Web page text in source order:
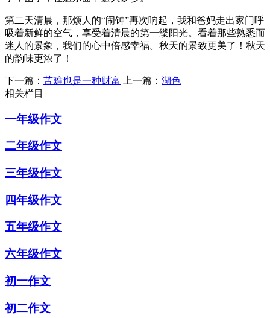
第二天清晨，那烦人的“闹钟”再次响起，我和爸妈走出家门呼
吸着新鲜的空气，享受着清晨的第一缕阳光。看着那些熟悉而
迷人的景象，我们的心中倍感幸福。秋天的景致更美了！秋天
的韵味更浓了！
下一篇： 苦难也是一种财富 上一篇： 湖色
相关栏目
一年级作文
二年级作文
三年级作文
四年级作文
五年级作文
六年级作文
初一作文
初二作文